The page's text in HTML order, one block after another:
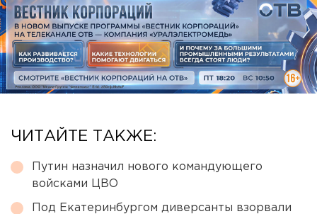
ЧИТАЙТЕ ТАКЖЕ:
Путин назначил нового командующего
войсками ЦВО
Под Екатеринбургом диверсанты взорвали